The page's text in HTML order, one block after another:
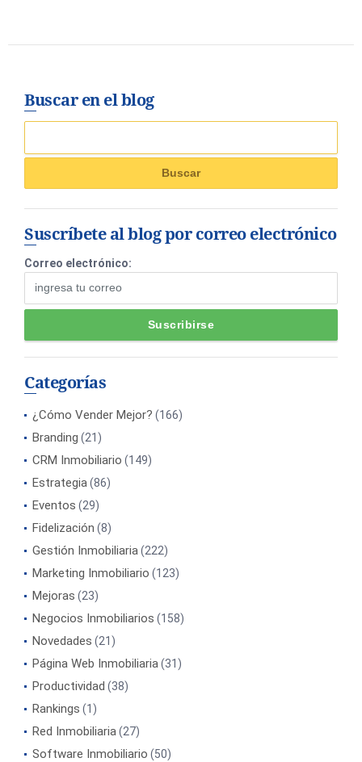
Buscar en el blog
Suscríbete al blog por correo electrónico
Correo electrónico:
Categorías
¿Cómo Vender Mejor? (166)
Branding (21)
CRM Inmobiliario (149)
Estrategia(86)
Eventos (29)
Fidelización (8)
Gestión Inmobiliaria(222)
Marketing Inmobiliario (123)
Mejoras (23)
Negocios Inmobiliarios (158)
Novedades (21)
Página Web Inmobiliaria(31)
Productividad (38)
Rankings (1)
Red Inmobiliaria(27)
Software Inmobiliario (50)